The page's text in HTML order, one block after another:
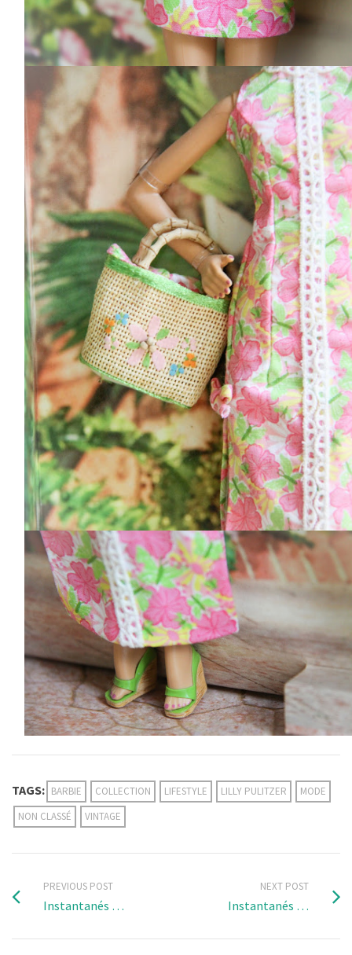
TAGS: BARBIE COLLECTION LIFESTYLE LILLY PULITZER
MODE
NON CLASSÉ
VINTAGE
PREVIOUS POST
Instantanés …
NEXT POST
Instantanés …